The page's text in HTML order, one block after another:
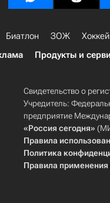
Биатлон ЗОЖ Хоккей
Продукты и
Свидетельство о
Учредитель:
предприятие
«Россия сегодня»
Правила
Политика
Правила применения